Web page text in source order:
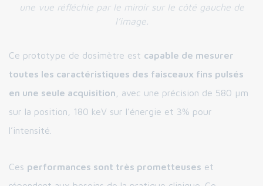
une vue réfléchie par le miroir sur le côté gauche de
l’image.
Ce prototype de dosimètre est capable de mesurer
toutes les caractéristiques des faisceaux fins pulsés
en une seule acquisition , avec une précision de 580 µm
sur la position, 180 keV sur l’énergie et 3% pour
l’intensité.
Ces performances sont très prometteuses et